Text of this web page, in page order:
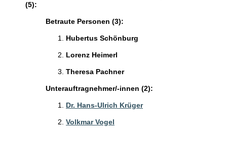
(5):
Betraute Personen (3):
Hubertus Schönburg
Lorenz Heimerl
Theresa Pachner
Unterauftragnehmer/-innen (2):
Dr. Hans-Ulrich Krüger
Volkmar Vogel